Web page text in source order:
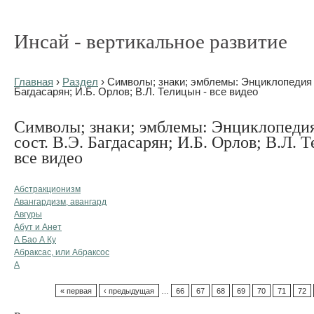
Инсай - вертикальное развитие
Главная › Раздел › Символы; знаки; эмблемы: Энциклопедия
Багдасарян; И.Б. Орлов; В.Л. Телицын - все видео
Символы; знаки; эмблемы:
сост. В.Э. Багдасарян; И.Б. Орлов; В.Л.
все видео
Абстракционизм
Авангардизм, авангард
Авгуры
Абут и Анет
А Бао А Ку
Абраксас, или Абраксос
А
« первая ‹ предыдущая 66 67 68 69 70 71 72